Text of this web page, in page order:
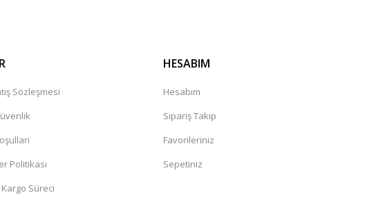
Sözleşmesi
Politikası
Süreci
HESABIM
Hesabım
Sipariş Takip
Favorileriniz
Sepetiniz